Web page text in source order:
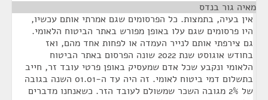
מאיה גור בנדס
אין בעיה, בתמצות. כל הפרסומים שגם אמרתי אותם עכשיו,
היו פרסומים שגם עלו באופן מפורש באתר הביטוח הלאומי.
גם צירפתי אותם לנייר העמדה או לפחות אחד מהם, ואז
בחודש אוגוסט שנת 2022 שונה הפרסום באתר הביטוח
הלאומי ונקבע שכל אדם שמעסיק באופן פרטי עובד זר, חייב
בתשלום דמי ביטוח לאומי. זה היה עד ה-01.01 השנה בגובה
של 2% מגובה השכר שמשולם לעובד הזר. כשאנחנו מדברים